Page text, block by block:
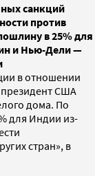
санкций
против
в 25% для
и Нью-Дели —
в отношении
президент США
дома. По
для Индии из-
стран», в